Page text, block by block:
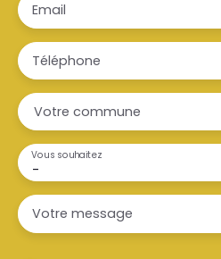
Email
Téléphone
Votre commune
-
Vous souhaitez
Votre message